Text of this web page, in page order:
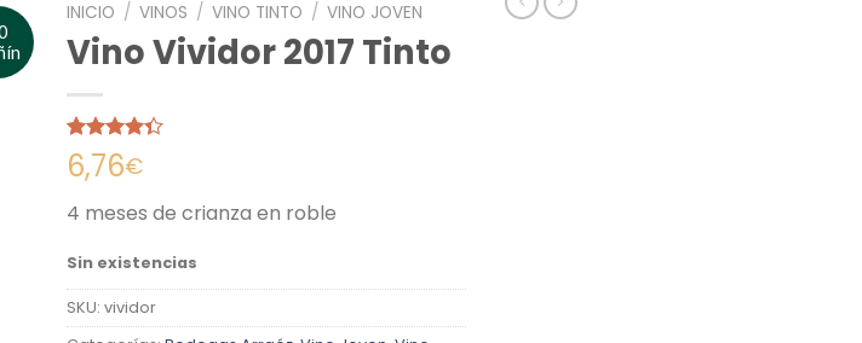
INICIO / VINOS / VINO TINTO / VINO JOVEN
Vino Vividor 2017 Tinto
Valorado
con 4.33
base a
3
de clientes
6,76€
4 meses de crianza en roble
Sin existencias
SKU: vividor